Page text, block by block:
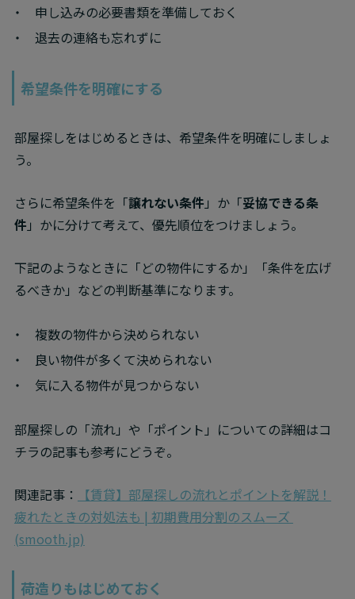
申し込みの必要書類を準備しておく
退去の連絡も忘れずに
希望条件を明確にする
部屋探しをはじめるときは、希望条件を明確にしましょ
う。
さらに希望条件を「譲れない条件 」か「妥協できる条
件 」かに分けて考えて、優先順位をつけましょう。
下記のようなときに「どの物件にするか」「条件を広げ
るべきか」などの判断基準になります。
複数の物件から決められない
良い物件が多くて決められない
気に入る物件が見つからない
部屋探しの「流れ」や「ポイント」についての詳細はコ
チラの記事も参考にどうぞ。
関連記事：
【賃貸】部屋探しの流れとポイントを解説！
疲れたときの対処法も | 初期費用分割のスムーズ
(smooth.jp)
荷造りもはじめておく